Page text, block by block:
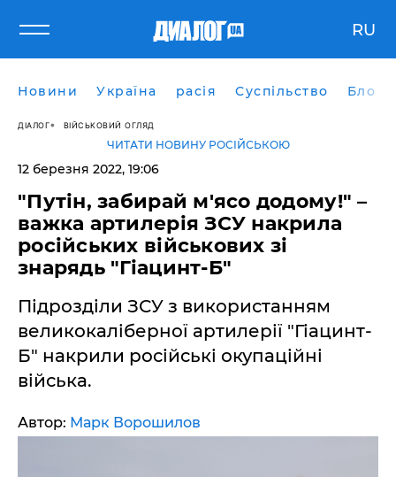
RU
Новини Україна расія Суспільство Блоги
ДІАЛОГ ВІЙСЬКОВИЙ ОГЛЯД
ЧИТАТИ НОВИНУ РОСІЙСЬКОЮ
12 березня 2022, 19:06
"Путін, забирай м'ясо додому!" –
важка артилерія ЗСУ накрила
російських військових зі
знарядь "Гіацинт-Б"
Підрозділи ЗСУ з використанням
великокаліберної артилерії "Гіацинт-
Б" накрили російські окупаційні
війська.
Автор: Марк Ворошилов